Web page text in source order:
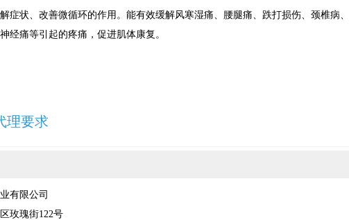
症状、改善微循环的作用。能有效缓解风寒湿痛、腰腿痛、跌打损伤、颈椎病
经痛等引起的疼痛，促进肌体康复。
理要求
有限公司
玫瑰街122号